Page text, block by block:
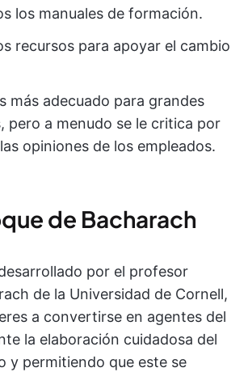
los manuales de formación.
recursos para apoyar el cambio
más adecuado para grandes
pero a menudo se le critica por
opiniones de los empleados.
de Bacharach
por el profesor
de la Universidad de Cornell,
a convertirse en agentes del
la elaboración cuidadosa del
y permitiendo que este se